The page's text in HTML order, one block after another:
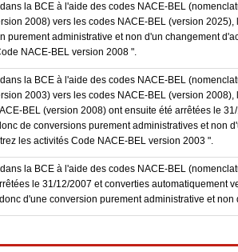
la BCE à l'aide des codes NACE-BEL
2008) vers les codes NACE-BEL (version
purement administrative et non d'un changement
NACE-BEL version 2008 ".
la BCE à l'aide des codes NACE-BEL
2003) vers les codes NACE-BEL (version
BEL (version 2008) ont ensuite été arrêtées le
de conversions purement administratives et non
les activités Code NACE-BEL version 2003 ".
la BCE à l'aide des codes NACE-BEL
le 31/12/2007 et converties automatiquement
d'une conversion purement administrative et